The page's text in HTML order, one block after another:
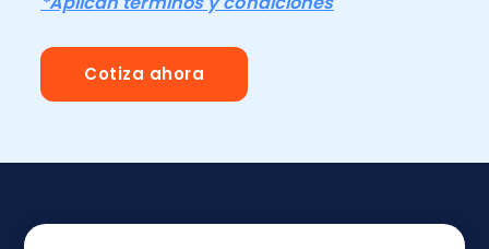
Cotiza ahora